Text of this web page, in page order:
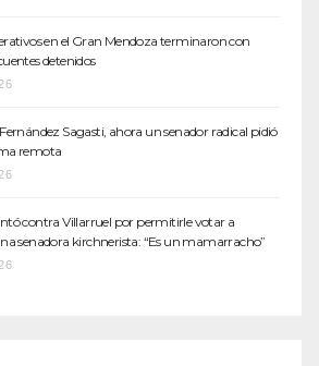
en el Gran Mendoza terminaron con
detenidos
Sagasti, ahora un senador radical pidió
remota
contra Villarruel por permitirle votar a
senadora kirchnerista: “Es un mamarracho”